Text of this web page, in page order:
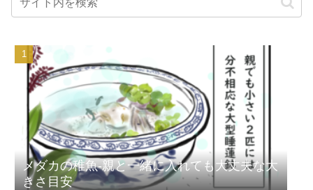
メダカの稚魚-親と一緒に入れても大丈夫な大
きさ目安